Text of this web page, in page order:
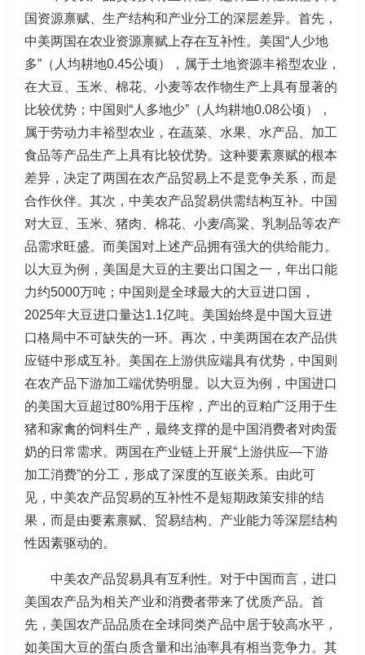
国资源禀赋、生产结构和产业分工的深层差异。首先，
中美两国在农业资源禀赋上存在互补性。美国“人少地
多”（人均耕地0.45公顷），属于土地资源丰裕型农业，
在大豆、玉米、棉花、小麦等农作物生产上具有显著的
比较优势；中国则“人多地少”（人均耕地0.08公顷），
属于劳动力丰裕型农业，在蔬菜、水果、水产品、加工
食品等产品生产上具有比较优势。这种要素禀赋的根本
差异，决定了两国在农产品贸易上不是竞争关系，而是
合作伙伴。其次，中美农产品贸易供需结构互补。中国
对大豆、玉米、猪肉、棉花、小麦/高粱、乳制品等农产
品需求旺盛。而美国对上述产品拥有强大的供给能力。
以大豆为例，美国是大豆的主要出口国之一，年出口能
力约5000万吨；中国则是全球最大的大豆进口国，
2025年大豆进口量达1.1亿吨。美国始终是中国大豆进
口格局中不可缺失的一环。再次，中美两国在农产品供
应链中形成互补。美国在上游供应端具有优势，中国则
在农产品下游加工端优势明显。以大豆为例，中国进口
的美国大豆超过80%用于压榨，产出的豆粕广泛用于生
猪和家禽的饲料生产，最终支撑的是中国消费者对肉蛋
奶的日常需求。两国在产业链上开展“上游供应—下游
加工消费”的分工，形成了深度的互嵌关系。由此可
见，中美农产品贸易的互补性不是短期政策安排的结
果，而是由要素禀赋、贸易结构、产业能力等深层结构
性因素驱动的。
中美农产品贸易具有互利性。对于中国而言，进口
美国农产品为相关产业和消费者带来了优质产品。首
先，美国农产品品质在全球同类产品中居于较高水平，
如美国大豆的蛋白质含量和出油率具有相当竞争力。其